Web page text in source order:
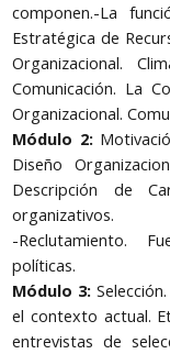
componen.-La
Estratégica de
Organizacional.
Comunicación. La
Organizacional.
Módulo 2:
Diseño
Descripción de
organizativos.
-Reclutamiento.
políticas.
Módulo 3:
el contexto actual.
entrevistas de